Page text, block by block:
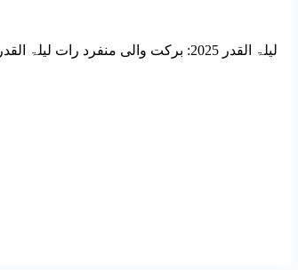
لیلۃ القدر 2025: برکت والی